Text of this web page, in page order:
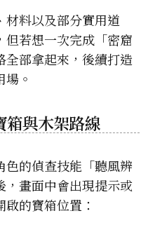
材料以及部分實用道
若想一次完成「密窟
部拿起來，後續打造
。
箱與木架路線
色的偵查技能「聽風辨
，畫面中會出現提示或
的寶箱位置：